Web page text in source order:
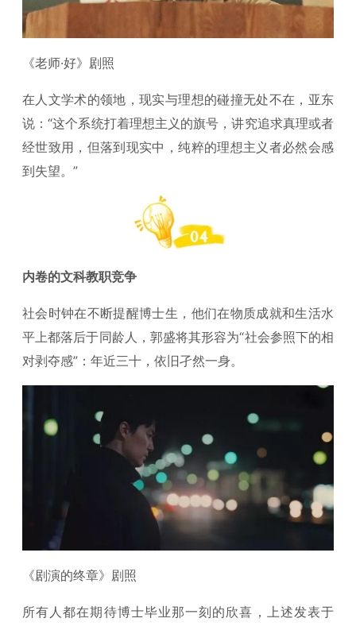
《老师·好》剧照
在人文学术的领地，现实与理想的碰撞无处不在，亚东
说：“这个系统打着理想主义的旗号，讲究追求真理或者
经世致用，但落到现实中，纯粹的理想主义者必然会感
到失望。”
内卷的文科教职竞争
社会时钟在不断提醒博士生，他们在物质成就和生活水
平上都落后于同龄人，郭盛将其形容为“社会参照下的相
对剥夺感”：年近三十，依旧孑然一身。
《剧演的终章》剧照
所有人都在期待博士毕业那一刻的欣喜，上述发表于